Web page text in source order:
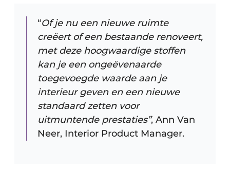
“Of je nu een nieuwe ruimte
creëert of een bestaande renoveert,
met deze hoogwaardige stoffen
kan je een ongeëvenaarde
toegevoegde waarde aan je
interieur geven en een nieuwe
standaard zetten voor
uitmuntende prestaties”, Ann Van
Neer, Interior Product Manager.